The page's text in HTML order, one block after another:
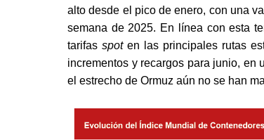
alto desde el pico de enero, con una
semana de 2025. En línea con esta
tarifasspoten las principales rutas
incrementos y recargos para junio, en
el estrecho de Ormuz aún no se han